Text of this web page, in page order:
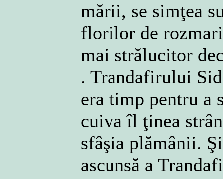
mării, se simţea
florilor de
mai strălucitor
. Trandafirului
era timp pentru a
cuiva îl ţinea
sfâşia plămânii.
ascunsă a